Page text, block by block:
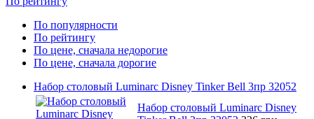
По популярности
По рейтингу
По цене, сначала недорогие
По цене, сначала дорогие
Набор столовый Luminarc Disney Tinker Bell 3пр 32052
Набор столовый Luminarc Disney